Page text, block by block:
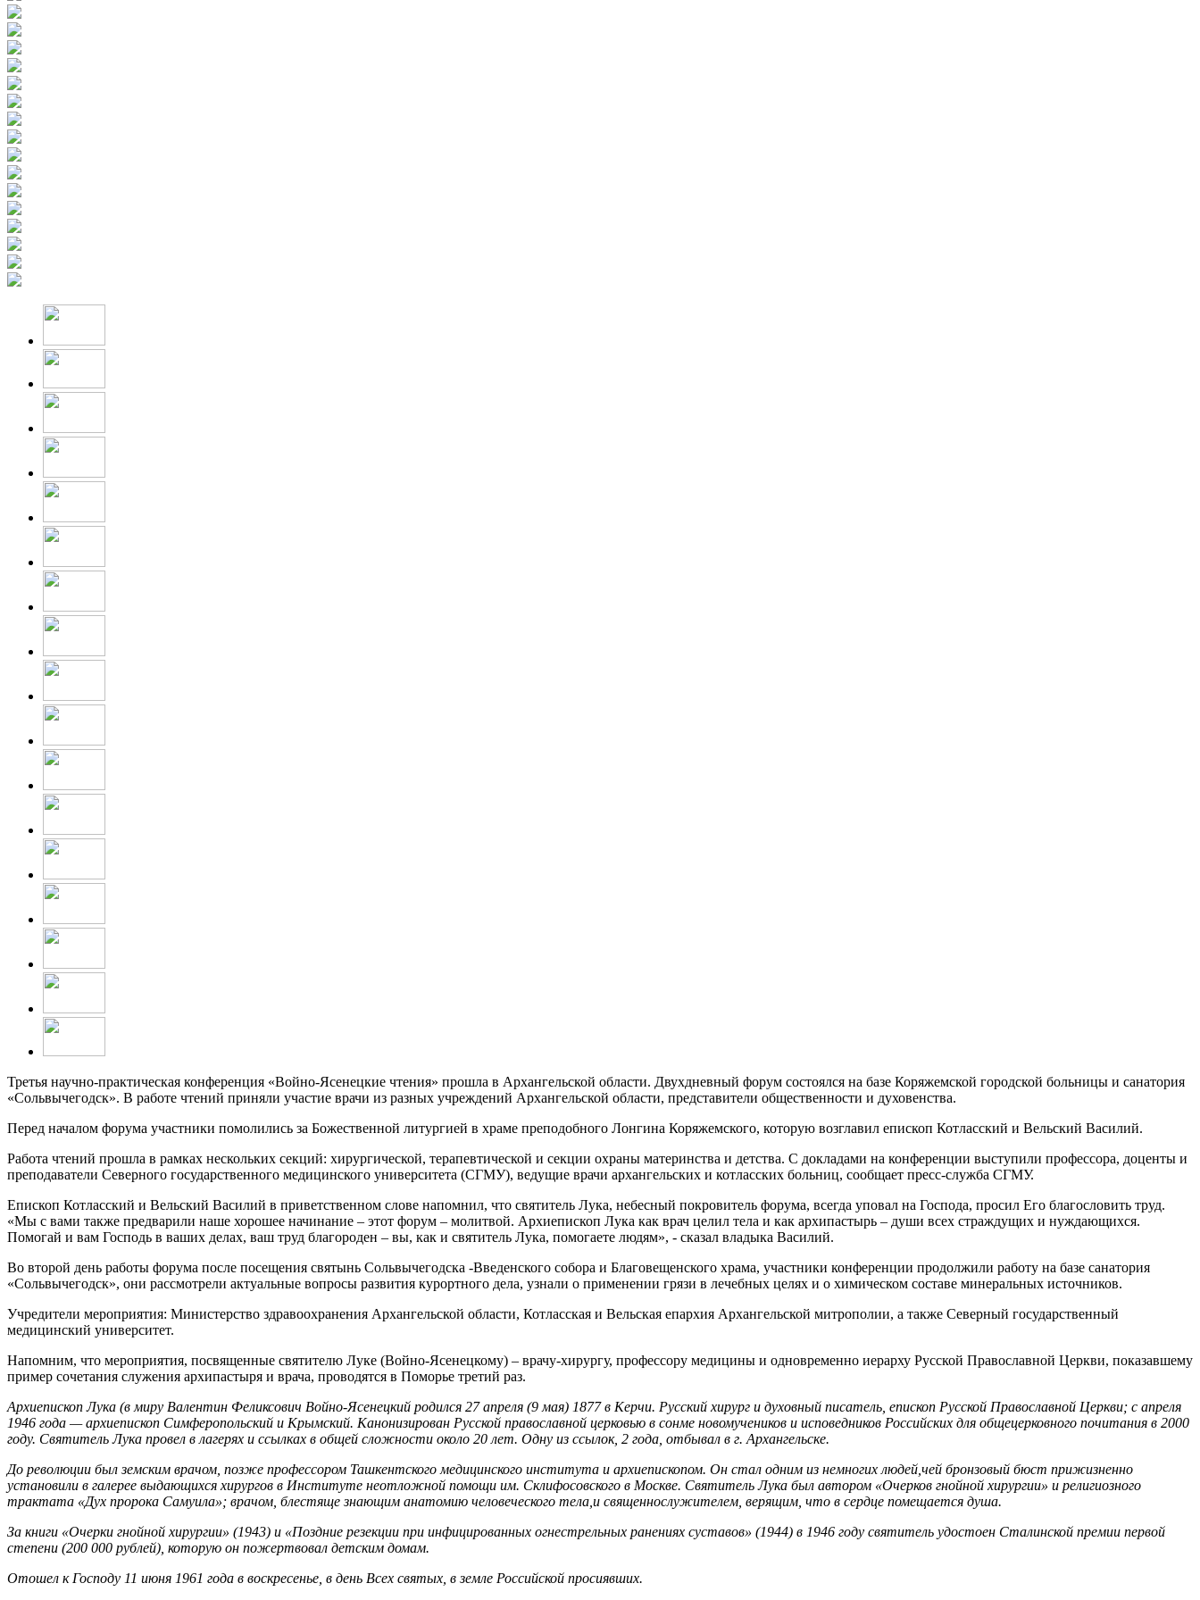
Третья научно-практическая конференция «Войно-Ясенецкие чтения» прошла в Архангельской области. Двухдневный форум состоялся на базе Коряжемской городской больницы и санатория
«Сольвычегодск». В работе чтений приняли участие врачи из разных учреждений Архангельской области, представители общественности и духовенства.
Перед началом форума участники помолились за Божественной литургией в храме преподобного Лонгина Коряжемского, которую возглавил епископ Котласский и Вельский Василий.
Работа чтений прошла в рамках нескольких секций: хирургической, терапевтической и секции охраны материнства и детства. С докладами на конференции выступили профессора, доценты и
преподаватели Северного государственного медицинского университета (СГМУ), ведущие врачи архангельских и котласских больниц, сообщает пресс-служба СГМУ.
Епископ Котласский и Вельский Василий в приветственном слове напомнил, что святитель Лука, небесный покровитель форума, всегда уповал на Господа, просил Его благословить труд.
«Мы с вами также предварили наше хорошее начинание – этот форум – молитвой. Архиепископ Лука как врач целил тела и как архипастырь – души всех страждущих и нуждающихся.
Помогай и вам Господь в ваших делах, ваш труд благороден – вы, как и святитель Лука, помогаете людям», - сказал владыка Василий.
Во второй день работы форума после посещения святынь Сольвычегодска -Введенского собора и Благовещенского храма, участники конференции продолжили работу на базе санатория
«Сольвычегодск», они рассмотрели актуальные вопросы развития курортного дела, узнали о применении грязи в лечебных целях и о химическом составе минеральных источников.
Учредители мероприятия: Министерство здравоохранения Архангельской области, Котласская и Вельская епархия Архангельской митрополии, а также Северный государственный
медицинский университет.
Напомним, что мероприятия, посвященные святителю Луке (Войно-Ясенецкому) – врачу-хирургу, профессору медицины и одновременно иерарху Русской Православной Церкви, показавшему
пример сочетания служения архипастыря и врача, проводятся в Поморье третий раз.
Архиепископ Лука (в миру Валентин Феликсович Войно-Ясенецкий родился 27 апреля (9 мая) 1877 в Керчи. Русский хирург и духовный писатель, епископ Русской Православной Церкви; с апреля
1946 года — архиепископ Симферопольский и Крымский. Канонизирован Русской православной церковью в сонме новомучеников и исповедников Российских для общецерковного почитания в 2000
году. Святитель Лука провел в лагерях и ссылках в общей сложности около 20 лет. Одну из ссылок, 2 года, отбывал в г. Архангельске.
До революции был земским врачом, позже профессором Ташкентского медицинского института и архиепископом. Он стал одним из немногих людей,чей бронзовый бюст прижизненно
установили в галерее выдающихся хирургов в Институте неотложной помощи им. Склифосовского в Москве. Святитель Лука был автором «Очерков гнойной хирургии» и религиозного
трактата «Дух пророка Самуила»; врачом, блестяще знающим анатомию человеческого тела,и священнослужителем, верящим, что в сердце помещается душа.
За книги «Очерки гнойной хирургии» (1943) и «Поздние резекции при инфицированных огнестрельных ранениях суставов» (1944) в 1946 году святитель удостоен Сталинской премии первой
степени (200 000 рублей), которую он пожертвовал детским домам.
Отошел к Господу 11 июня 1961 года в воскресенье, в день Всех святых, в земле Российской просиявших.